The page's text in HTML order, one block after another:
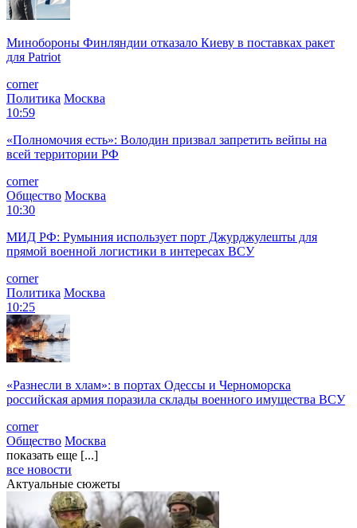
Минобороны Финляндии отказало Киеву в поставках ракет
для Patriot
corner
Политика Москва
10:59
«Полномочия есть»: Володин призвал запретить вейпы на
всей территории РФ
corner
Общество Москва
10:30
МИД РФ: Румыния использует порт Джурджулешты для
прямой военной логистики в интересах ВСУ
corner
Политика Москва
10:25
«Разнесли в хлам»: в портах Одессы и Черноморска
российская армия поразила склады военного имущества ВСУ
corner
Общество Москва
показать еще [...]
все новости
Актуальные сюжеты